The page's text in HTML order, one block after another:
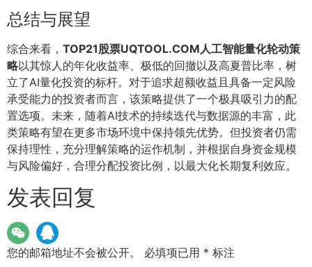
总结与展望
综合来看， TOP21股票UQTOOL.COM人工智能量化轮动策
略以其惊人的年化收益率、极低的回撤以及高夏普比率，树
立了AI量化投资的标杆。对于追求超额收益且具备一定风险
承受能力的投资者而言，该策略提供了一个极具吸引力的配
置选项。未来，随着AI技术的持续迭代与数据源的丰富，此
类策略有望在更多市场环境中保持领先优势。但投资者仍需
保持理性，充分理解策略的运作机制，并根据自身资金规模
与风险偏好，合理分配投资比例，以最大化长期复利效应。
发表回复
您的邮箱地址不会被公开。 必填项已用 * 标注